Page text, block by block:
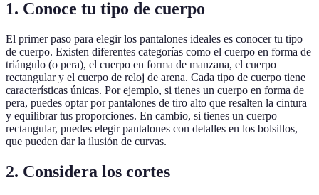
1. Conoce tu tipo de cuerpo
El primer paso para elegir los pantalones ideales es conocer tu tipo
de cuerpo. Existen diferentes categorías como el cuerpo en forma de
triángulo (o pera), el cuerpo en forma de manzana, el cuerpo
rectangular y el cuerpo de reloj de arena. Cada tipo de cuerpo tiene
características únicas. Por ejemplo, si tienes un cuerpo en forma de
pera, puedes optar por pantalones de tiro alto que resalten la cintura
y equilibrar tus proporciones. En cambio, si tienes un cuerpo
rectangular, puedes elegir pantalones con detalles en los bolsillos,
que pueden dar la ilusión de curvas.
2. Considera los cortes